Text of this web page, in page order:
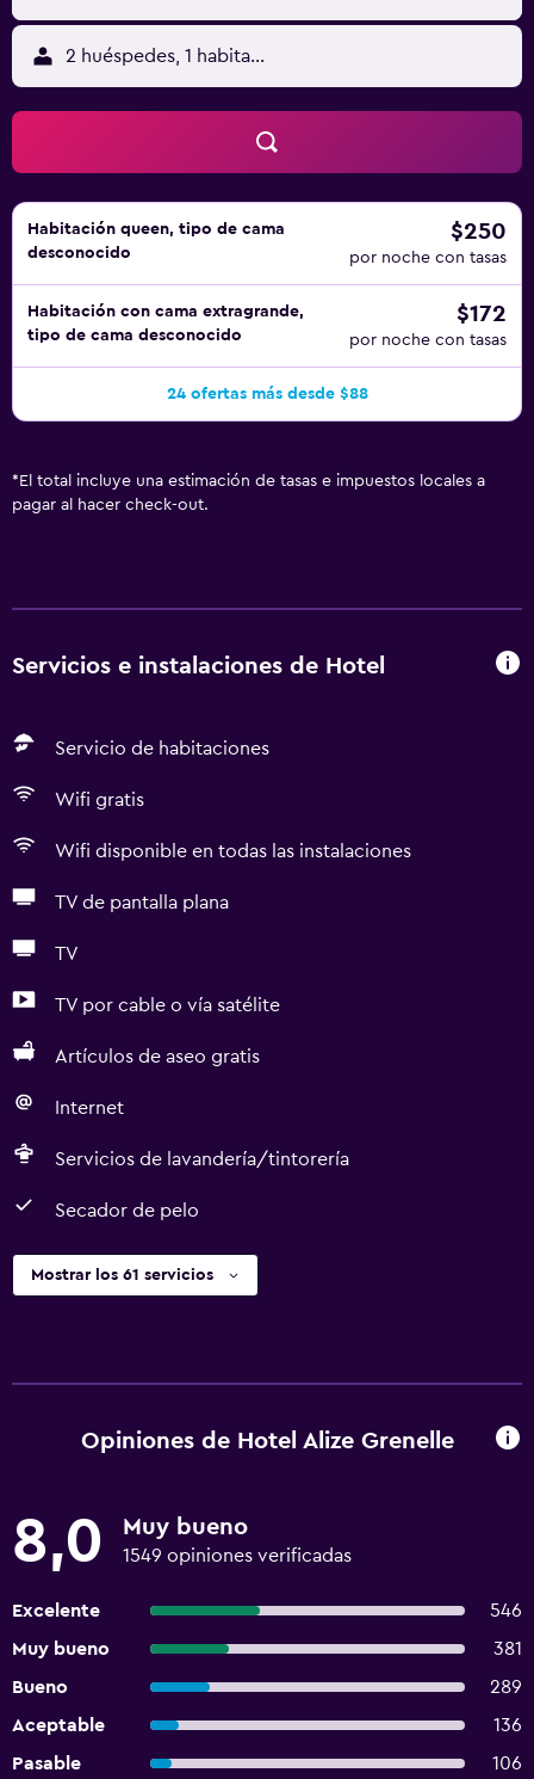
2 huéspedes, 1 habitación
Habitación queen, tipo de cama
desconocido
$250
por noche con tasas
Habitación con cama extragrande,
tipo de cama desconocido
$172
por noche con tasas
24 ofertas más desde $88
* El total incluye una estimación de tasas e impuestos locales a
pagar al hacer check-out.
Servicios e instalaciones de Hotel
Servicio de habitaciones
Wifi gratis
Wifi disponible en todas las instalaciones
TV de pantalla plana
TV
TV por cable o vía satélite
Artículos de aseo gratis
Internet
Servicios de lavandería/tintorería
Secador de pelo
Mostrar los 61 servicios
Opiniones de Hotel Alize Grenelle
8,0 Muy bueno
1549 opiniones verificadas
Excelente
546
Muy bueno
381
Bueno
289
Aceptable
136
Pasable
106